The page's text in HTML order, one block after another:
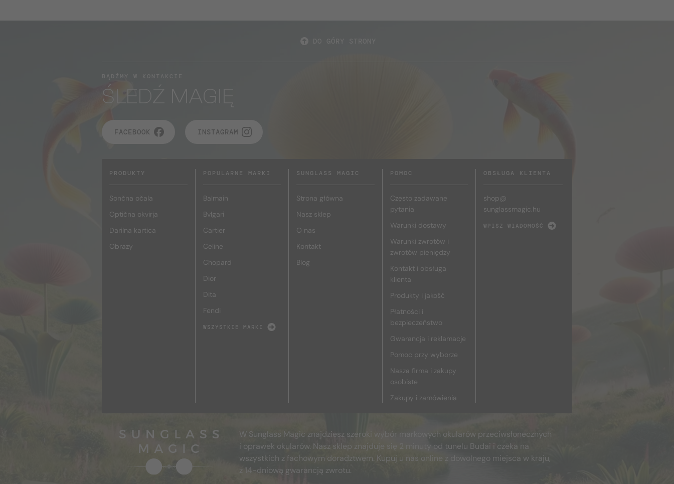
BĄDŹMY W KONTAKCIE
ŚLEDŹ MAGIĘ
FACEBOOK INSTAGRAM
PRODUKTY
Sončna očala
Optična okvirja
Darilna kartica
Obrazy
POPULARNE MARKI
Balmain
Bvlgari
Cartier
Celine
Chopard
Dior
Dita
Fendi
WSZYSTKIE MARKI
SUNGLASS MAGIC
Strona główna
Nasz sklep
O nas
Kontakt
Blog
POMOC
Często zadawane
pytania
Warunki dostawy
Warunki zwrotów i
zwrotów pieniędzy
Kontakt i obsługa
klienta
Produkty i jakość
Płatności i
bezpieczeństwo
Gwarancja i reklamacje
Pomoc przy wyborze
Nasza firma i zakupy
osobiste
Zakupy i zamówienia
OBSŁUGA KLIENTA
shop@
sunglassmagic.hu
WPISZ WIADOMOŚĆ
W Sunglass Magic znajdziesz szeroki wybór markowych okularów przeciwsłonecznych
i oprawek okularów. Nasz sklep znajduje się 2 minuty od tunelu Budai i czeka na
wszystkich z fachowym doradztwem. Kupuj u nas online z dowolnego miejsca w kraju,
z 14-dniową gwarancją zwrotu.